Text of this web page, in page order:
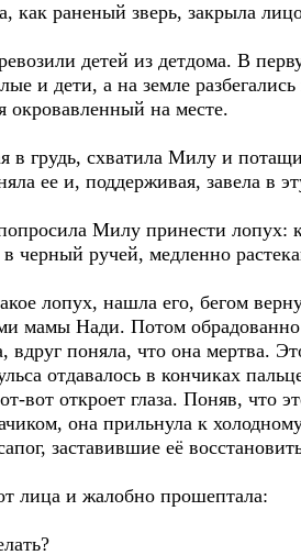
как раненый зверь, закрыла
детей из детдома. В
и дети, а на земле
окровавленный на месте.
в грудь, схватила Милу и
ее и, поддерживая, завела в
Милу принести лопух:
черный ручей, медленно
лопух, нашла его, бегом
мамы Нади. Потом
вдруг поняла, что она мертва.
отдавалось в кончиках
вот откроет глаза. Поняв, что
она прильнула к
заставившие её
лица и жалобно прошептала: